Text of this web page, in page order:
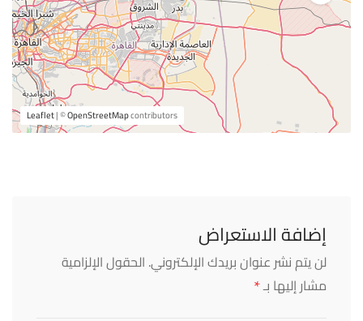
Leaflet| ©OpenStreetMapcontributors
إضافة الاستعراض
لن يتم نشر عنوان بريدك الإلكتروني. الحقول الإلزامية
مشار إليها بـ*